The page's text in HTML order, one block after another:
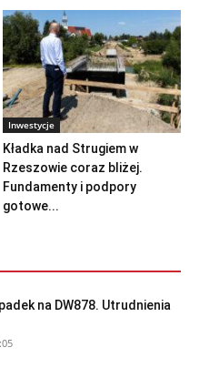
Inwestycje
Kładka nad Strugiem w
Rzeszowie coraz bliżej.
Fundamenty i podpory
gotowe...
na DW878. Utrudnienia